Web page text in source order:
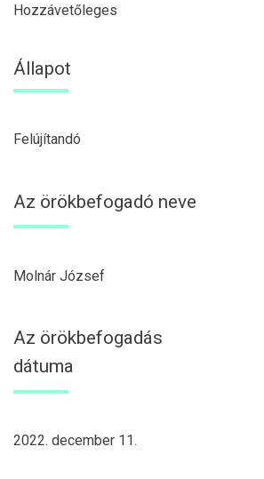
Hozzávetőleges
Állapot
Felújítandó
Az örökbefogadó neve
Molnár József
Az örökbefogadás
dátuma
2022. december 11.